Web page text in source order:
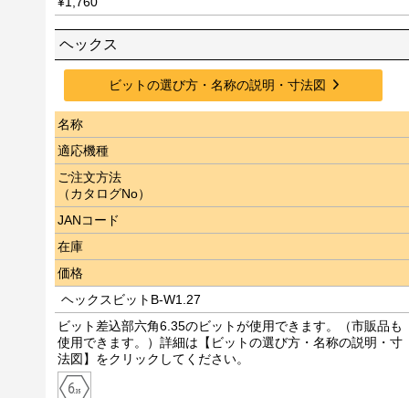
ヘックス
ビットの選び方・名称の説明・寸法図
名称
適応機種
ご注文方法
（カタログNo）
JANコード
在庫
価格
ヘックスビットB-W1.27
ビット差込部六角6.35のビットが使用できます。（市販品も
使用できます。）詳細は【ビットの選び方・名称の説明・寸
法図】をクリックしてください。